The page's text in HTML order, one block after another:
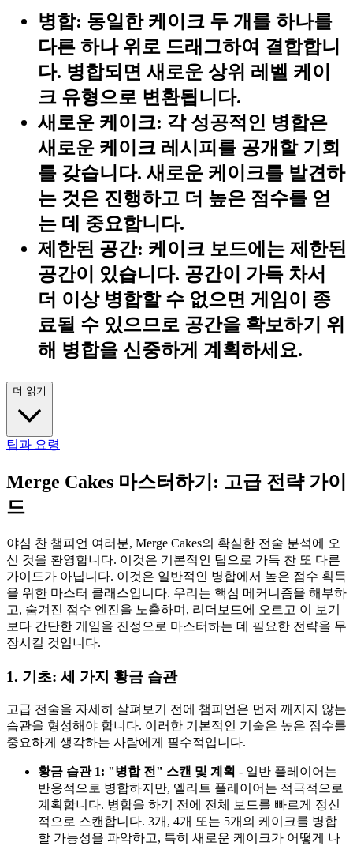
병합: 동일한 케이크 두 개를 하나를
다른 하나 위로 드래그하여 결합합니
다. 병합되면 새로운 상위 레벨 케이
크 유형으로 변환됩니다.
새로운 케이크: 각 성공적인 병합은
새로운 케이크 레시피를 공개할 기회
를 갖습니다. 새로운 케이크를 발견하
는 것은 진행하고 더 높은 점수를 얻
는 데 중요합니다.
제한된 공간: 케이크 보드에는 제한된
공간이 있습니다. 공간이 가득 차서
더 이상 병합할 수 없으면 게임이 종
료될 수 있으므로 공간을 확보하기 위
해 병합을 신중하게 계획하세요.
더 읽기
팁과 요령
Merge Cakes 마스터하기: 고급 전략 가이
드
야심 찬 챔피언 여러분, Merge Cakes의 확실한 전술 분석에 오
신 것을 환영합니다. 이것은 기본적인 팁으로 가득 찬 또 다른
가이드가 아닙니다. 이것은 일반적인 병합에서 높은 점수 획득
을 위한 마스터 클래스입니다. 우리는 핵심 메커니즘을 해부하
고, 숨겨진 점수 엔진을 노출하며, 리더보드에 오르고 이 보기
보다 간단한 게임을 진정으로 마스터하는 데 필요한 전략을 무
장시킬 것입니다.
1. 기초: 세 가지 황금 습관
고급 전술을 자세히 살펴보기 전에 챔피언은 먼저 깨지지 않는
습관을 형성해야 합니다. 이러한 기본적인 기술은 높은 점수를
중요하게 생각하는 사람에게 필수적입니다.
황금 습관 1: "병합 전" 스캔 및 계획 - 일반 플레이어는
반응적으로 병합하지만, 엘리트 플레이어는 적극적으로
계획합니다. 병합을 하기 전에 전체 보드를 빠르게 정신
적으로 스캔합니다. 3개, 4개 또는 5개의 케이크를 병합
할 가능성을 파악하고, 특히 새로운 케이크가 어떻게 나